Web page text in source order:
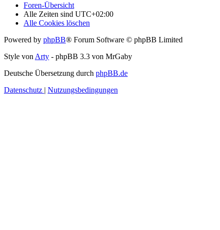
Foren-Übersicht
Alle Zeiten sind UTC+02:00
Alle Cookies löschen
Powered by phpBB® Forum Software © phpBB Limited
Style von Arty - phpBB 3.3 von MrGaby
Deutsche Übersetzung durch phpBB.de
Datenschutz | Nutzungsbedingungen